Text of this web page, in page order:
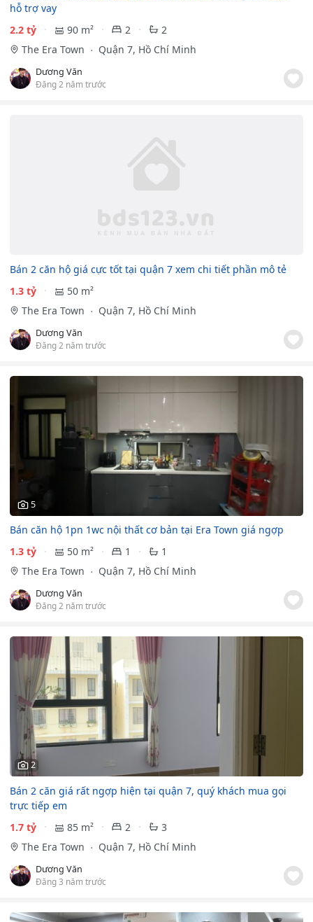
hỗ trợ vay
2.2 tỷ
90 m² 2
2
The Era Town
Quận 7, Hồ Chí Minh
Dương Văn
Đăng 2 năm trước
Bán 2 căn hộ giá cực tốt tại quận 7 xem chi tiết phần mô tẻ
1.3 tỷ
50 m²
The Era Town
Quận 7, Hồ Chí Minh
Dương Văn
Đăng 2 năm trước
5
Bán căn hộ 1pn 1wc nội thất cơ bản tại Era Town giá ngợp
1.3 tỷ
50 m² 1
1
The Era Town
Quận 7, Hồ Chí Minh
Dương Văn
Đăng 2 năm trước
2
Bán 2 căn giá rất ngợp hiện tại quận 7, quý khách mua gọi
trực tiếp em
1.7 tỷ
85 m² 2
3
The Era Town
Quận 7, Hồ Chí Minh
Dương Văn
Đăng 3 năm trước